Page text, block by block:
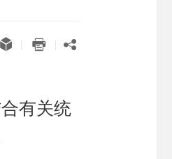
  
有关统